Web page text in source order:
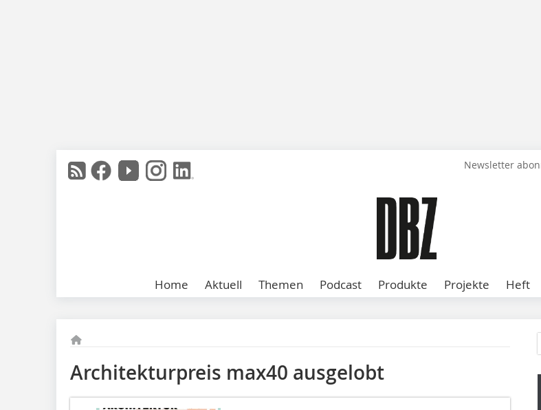
Newsletter
Home Aktuell Themen Podcast Produkte Projekte Heft
Architekturpreis max40 ausgelobt